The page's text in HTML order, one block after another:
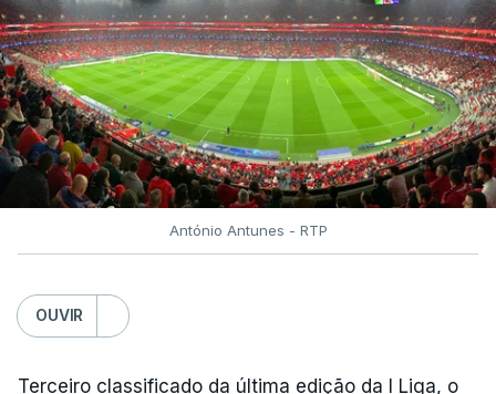
António Antunes - RTP
OUVIR
Terceiro classificado da última edição da I Liga, o